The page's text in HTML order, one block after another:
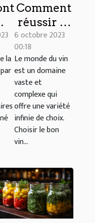
à
la
Comment
réussir le
choix d’un
bon vin à
offrir ?
6 octobre 2023
00:18
Le monde du vin
est un domaine
vaste et
complexe qui
offre une variété
infinie de choix.
Choisir le bon
vin...